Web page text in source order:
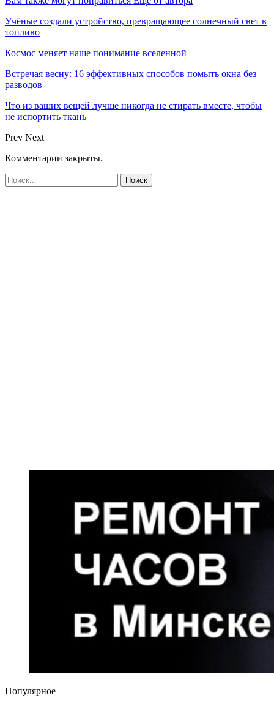
Учёные создали устройство, превращающее солнечный свет в
топливо
Космос меняет наше понимание вселенной
Встречая весну: 16 эффективных способов помыть окна без
разводов
Что из ваших вещей лучше никогда не стирать вместе, чтобы
не испортить ткань
Prev Next
Комментарии закрыты.
Популярное